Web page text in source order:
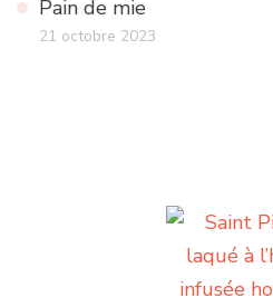
Pain de mie
21 octobre 2023